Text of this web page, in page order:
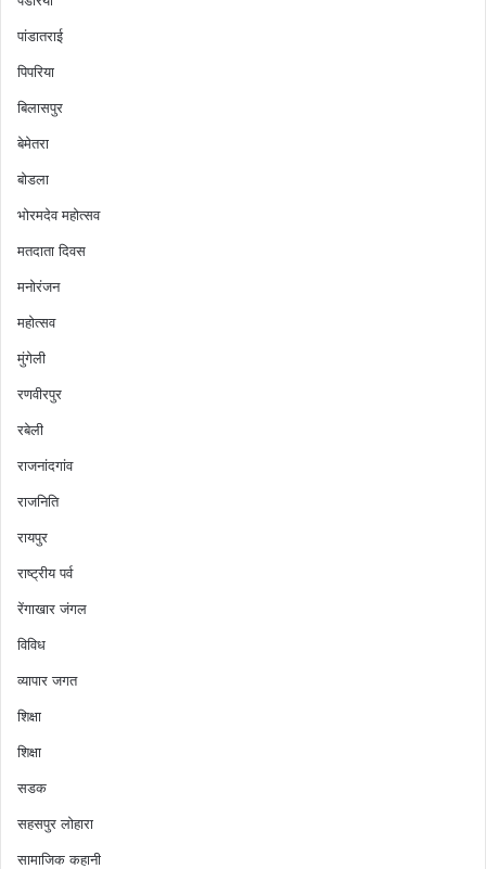
पांडातराई
पिपरिया
बिलासपुर
बेमेतरा
बोडला
भोरमदेव महोत्सव
मतदाता दिवस
मनोरंजन
महोत्सव
मुंगेली
रणवीरपुर
रबेली
राजनांदगांव
राजनिति
रायपुर
राष्ट्रीय पर्व
रेंगाखार जंगल
विविध
व्यापार जगत
शिक्षा
शिक्षा
सडक
सहसपुर लोहारा
सामाजिक कहानी